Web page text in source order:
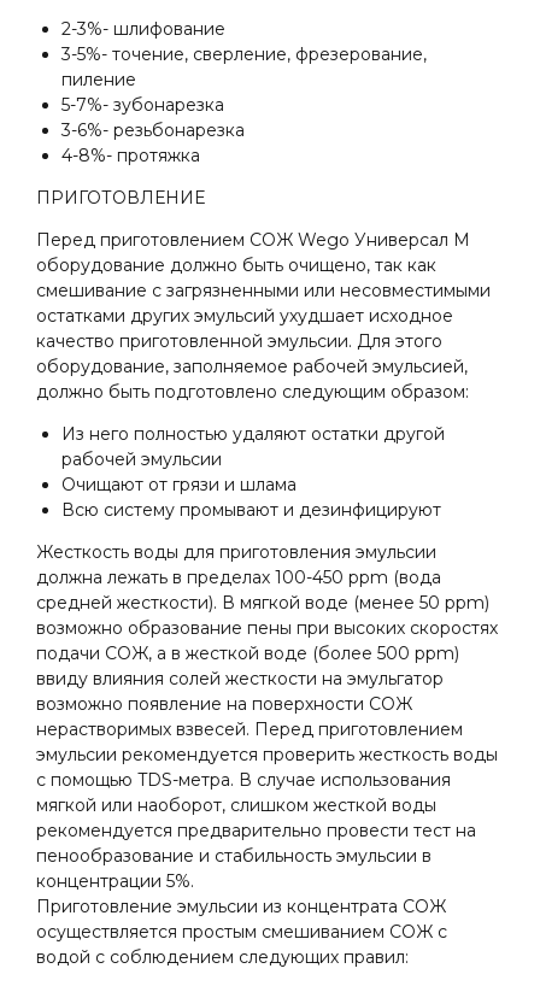
2-3%- шлифование
3-5%- точение, сверление, фрезерование,
пиление
5-7%- зубонарезка
3-6%- резьбонарезка
4-8%- протяжка
ПРИГОТОВЛЕНИЕ
Перед приготовлением СОЖ Wego Универсал М
оборудование должно быть очищено, так как
смешивание с загрязненными или несовместимыми
остатками других эмульсий ухудшает исходное
качество приготовленной эмульсии. Для этого
оборудование, заполняемое рабочей эмульсией,
должно быть подготовлено следующим образом:
Из него полностью удаляют остатки другой
рабочей эмульсии
Очищают от грязи и шлама
Всю систему промывают и дезинфицируют
Жесткость воды для приготовления эмульсии
должна лежать в пределах 100-450 ppm (вода
средней жесткости). В мягкой воде (менее 50 ppm)
возможно образование пены при высоких скоростях
подачи СОЖ, а в жесткой воде (более 500 ppm)
ввиду влияния солей жесткости на эмульгатор
возможно появление на поверхности СОЖ
нерастворимых взвесей. Перед приготовлением
эмульсии рекомендуется проверить жесткость воды
с помощью TDS-метра. В случае использования
мягкой или наоборот, слишком жесткой воды
рекомендуется предварительно провести тест на
пенообразование и стабильность эмульсии в
концентрации 5%.
Приготовление эмульсии из концентрата СОЖ
осуществляется простым смешиванием СОЖ с
водой с соблюдением следующих правил: